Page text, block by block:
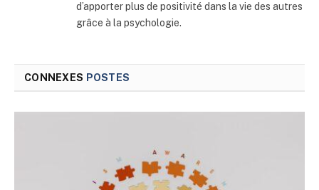
d’apporter plus de positivité dans la vie des autres
grâce à la psychologie.
CONNEXES POSTES